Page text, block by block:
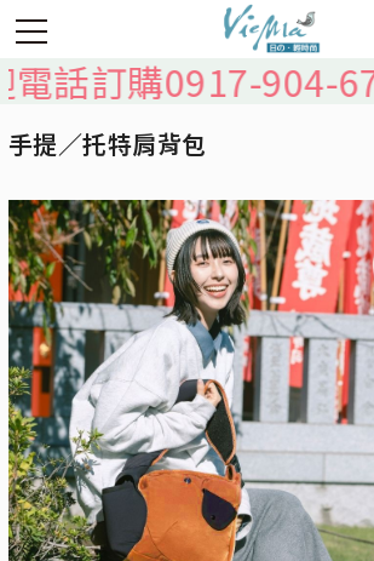
0917-904-677⭐️⭐️
手提／托特肩背包